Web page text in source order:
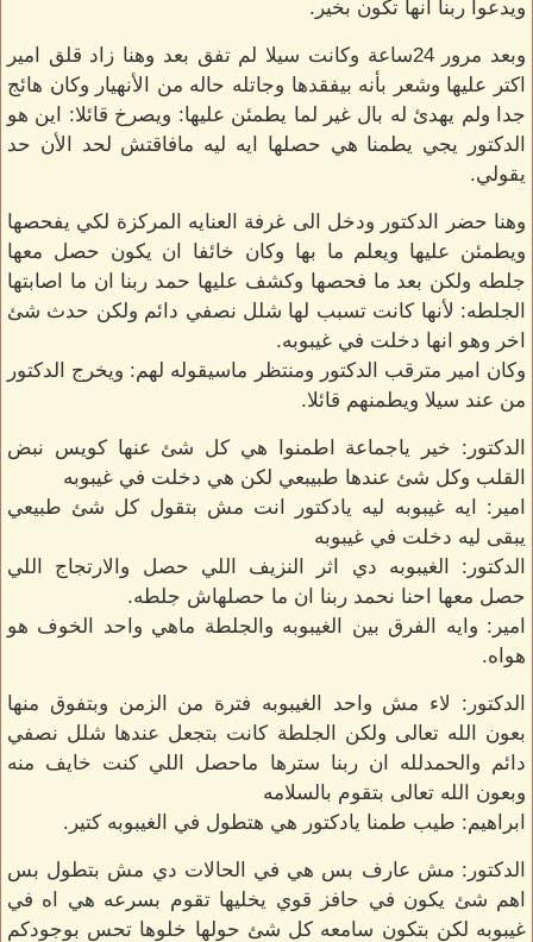
ويدعوا ربنا انها تكون بخير.
وبعد مرور 24ساعة وكانت سيلا لم تفق بعد وهنا زاد قلق امير
اكتر عليها وشعر بأنه بيفقدها وجاتله حاله من الأنهيار وكان هائج
جدا ولم يهدئ له بال غير لما يطمئن عليها: ويصرخ قائلا: اين هو
الدكتور يجي يطمنا هي حصلها ايه ليه مافاقتش لحد الأن حد
يقولي.
وهنا حضر الدكتور ودخل الى غرفة العنايه المركزة لكي يفحصها
ويطمئن عليها ويعلم ما بها وكان خائفا ان يكون حصل معها
جلطه ولكن بعد ما فحصها وكشف عليها حمد ربنا ان ما اصابتها
الجلطه: لأنها كانت تسبب لها شلل نصفي دائم ولكن حدث شئ
اخر وهو انها دخلت في غيبوبه.
وكان امير مترقب الدكتور ومنتظر ماسيقوله لهم: ويخرج الدكتور
من عند سيلا ويطمنهم قائلا.
الدكتور: خير ياجماعة اطمنوا هي كل شئ عنها كويس نبض
القلب وكل شئ عندها طبيبعي لكن هي دخلت في غيبوبه
امير: ايه غيبوبه ليه يادكتور انت مش بتقول كل شئ طبيعي
يبقى ليه دخلت في غيبوبه
الدكتور: الغيبوبه دي اثر النزيف اللي حصل والارتجاج اللي
حصل معها احنا نحمد ربنا ان ما حصلهاش جلطه.
امير: وايه الفرق بين الغيبوبه والجلطة ماهي واحد الخوف هو
هواه.
الدكتور: لاء مش واحد الغيبوبه فترة من الزمن وبتفوق منها
بعون الله تعالى ولكن الجلطة كانت بتجعل عندها شلل نصفي
دائم والحمدلله ان ربنا سترها ماحصل اللي كنت خايف منه
وبعون الله تعالى بتقوم بالسلامه
ابراهيم: طيب طمنا يادكتور هي هتطول في الغيبوبه كتير.
الدكتور: مش عارف بس هي في الحالات دي مش بتطول بس
اهم شئ يكون في حافز قوي يخليها تقوم بسرعه هي اه في
غيبوبه لكن بتكون سامعه كل شئ حولها خلوها تحس بوجودكم